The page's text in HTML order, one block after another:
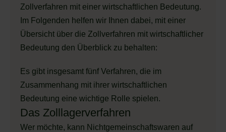
Zollverfahren mit einer wirtschaftlichen Bedeutung.
Im Folgenden helfen wir Ihnen dabei, mit einer
Übersicht über die Zollverfahren mit wirtschaftlicher
Bedeutung den Überblick zu behalten:
Es gibt insgesamt fünf Verfahren, die im
Zusammenhang mit ihrer wirtschaftlichen
Bedeutung eine wichtige Rolle spielen.
Das Zolllagerverfahren
Wer möchte, kann Nichtgemeinschaftswaren auf